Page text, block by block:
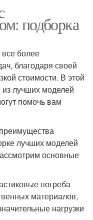
подборка
более
благодаря своей
стоимости. В этой
лучших моделей
помочь вам
лучших моделей
основные
погреба
материалов,
нагрузки